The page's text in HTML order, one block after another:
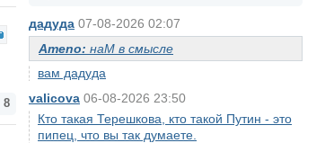
дадуда 07-08-2026 02:07
Ameno: наМ в смысле
вам дадуда
valicova 06-08-2026 23:50
Кто такая Терешкова, кто такой Путин - это
пипец, что вы так думаете.
8